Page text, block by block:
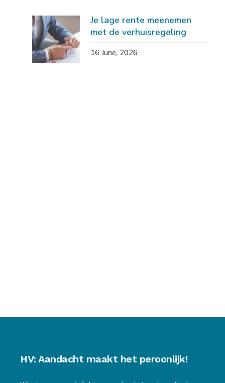
Je lage rente meenemen
met de verhuisregeling
16 June, 2026
HV: Aandacht maakt het peroonlijk!